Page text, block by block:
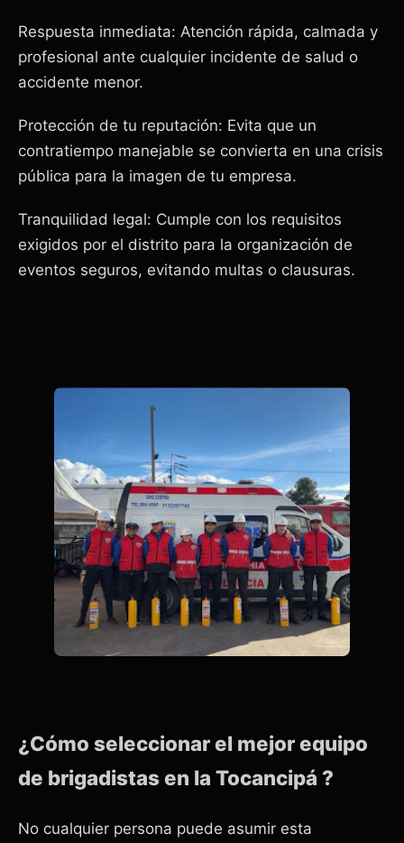
Respuesta inmediata: Atención rápida, calmada y
profesional ante cualquier incidente de salud o
accidente menor.
Protección de tu reputación: Evita que un
contratiempo manejable se convierta en una crisis
pública para la imagen de tu empresa.
Tranquilidad legal: Cumple con los requisitos
exigidos por el distrito para la organización de
eventos seguros, evitando multas o clausuras.
¿Cómo seleccionar el mejor equipo
de brigadistas en la Tocancipá ?
No cualquier persona puede asumir esta